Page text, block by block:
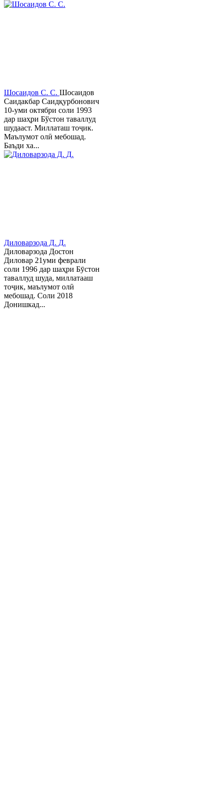
Шосаидов С. С. Шосаидов
Саидакбар Саидқурбонович
10-уми октябри соли 1993
дар шаҳри Бўстон таваллуд
шудааст. Миллаташ тоҷик.
Маълумот олӣ мебошад.
Баъди ха...
Диловарзода Д. Д.
Диловарзода Достон
Диловар 21уми феврали
соли 1996 дар шаҳри Бӯстон
таваллуд шуда, миллатааш
тоҷик, маълумот олӣ
мебошад. Соли 2018
Донишкад...